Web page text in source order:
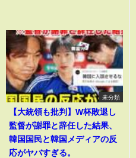
未分類
【大統領も批判】W杯敗退し
監督が謝罪と辞任した結果、
韓国国民と韓国メディアの反
応がヤバすぎる。